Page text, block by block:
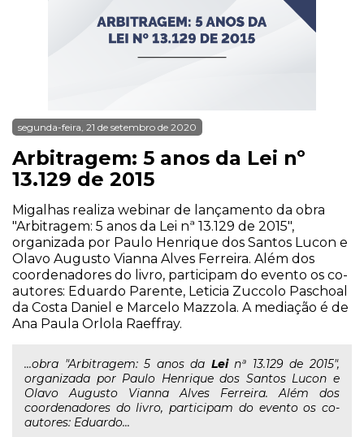
segunda-feira, 21 de setembro de 2020
Arbitragem: 5 anos da Lei nº
13.129 de 2015
Migalhas realiza webinar de lançamento da obra
"Arbitragem: 5 anos da Lei nª 13.129 de 2015",
organizada por Paulo Henrique dos Santos Lucon e
Olavo Augusto Vianna Alves Ferreira. Além dos
coordenadores do livro, participam do evento os co-
autores: Eduardo Parente, Leticia Zuccolo Paschoal
da Costa Daniel e Marcelo Mazzola. A mediação é de
Ana Paula Orlola Raeffray.
...obra "Arbitragem: 5 anos da Leinª 13.129 de 2015",
organizada por Paulo Henrique dos Santos Lucon e
Olavo Augusto Vianna Alves Ferreira. Além dos
coordenadores do livro, participam do evento os co-
autores: Eduardo...